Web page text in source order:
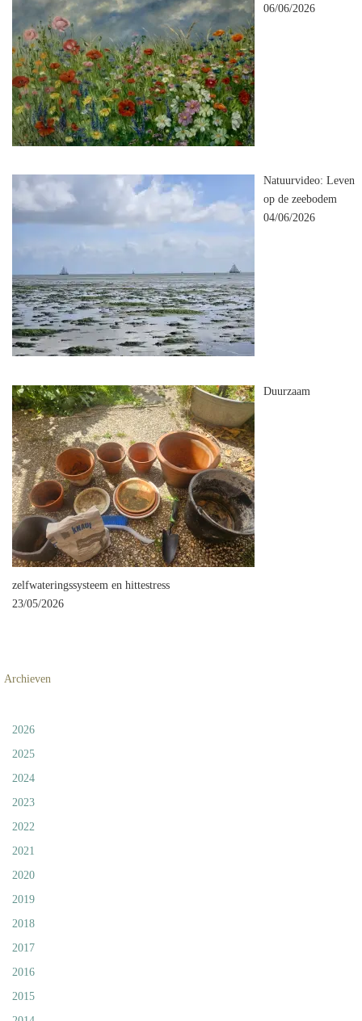
06/06/2026
Natuurvideo: Leven
op de zeebodem
04/06/2026
Duurzaam
zelfwateringssysteem en hittestress
23/05/2026
Archieven
2026
2025
2024
2023
2022
2021
2020
2019
2018
2017
2016
2015